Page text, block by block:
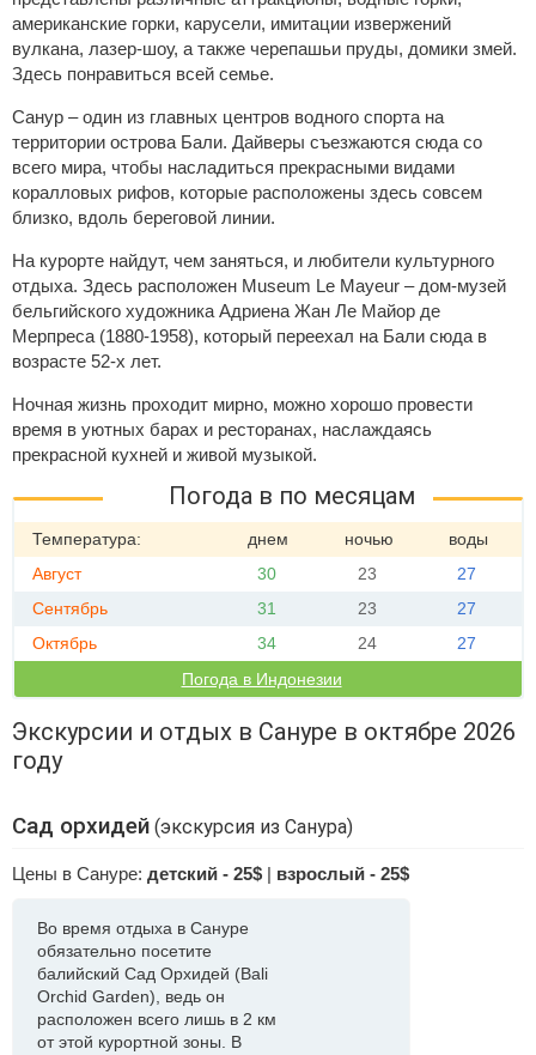
американские горки, карусели, имитации извержений
вулкана, лазер-шоу, а также черепашьи пруды, домики змей.
Здесь понравиться всей семье.
Санур – один из главных центров водного спорта на
территории острова Бали. Дайверы съезжаются сюда со
всего мира, чтобы насладиться прекрасными видами
коралловых рифов, которые расположены здесь совсем
близко, вдоль береговой линии.
На курорте найдут, чем заняться, и любители культурного
отдыха. Здесь расположен Museum Le Mayeur – дом-музей
бельгийского художника Адриена Жан Ле Майор де
Мерпреса (1880-1958), который переехал на Бали сюда в
возрасте 52-х лет.
Ночная жизнь проходит мирно, можно хорошо провести
время в уютных барах и ресторанах, наслаждаясь
прекрасной кухней и живой музыкой.
Погода в по месяцам
Температура: днем ночью
воды
Август
30 23
27
Сентябрь
31 23
27
Октябрь
34 24
27
Погода в Индонезии
Экскурсии и отдых в Сануре в октябре 2026
году
Сад орхидей (экскурсия из Санура)
Цены в Сануре: детский - 25$ | взрослый - 25$
Во время отдыха в Сануре
обязательно посетите
балийский Сад Орхидей (Bali
Orchid Garden), ведь он
расположен всего лишь в 2 км
от этой курортной зоны. В